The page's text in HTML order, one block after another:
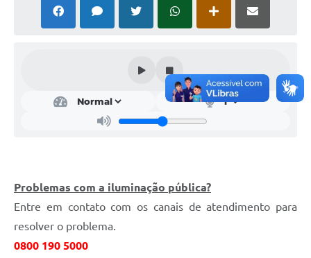
Galeria de Vídeos
Notícias
Contato
Perguntas Frequentes
Problemas com a iluminação pública?
Entre em contato com os canais de atendimento para
resolver o problema.
0800 190 5000